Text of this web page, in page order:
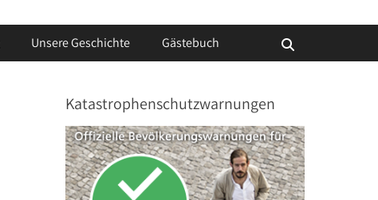
Unsere Geschichte Gästebuch
Katastrophenschutzwarnungen